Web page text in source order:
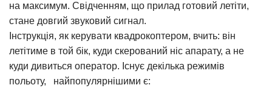
на максимум. Свідченням, що прилад готовий летіти,
стане довгий звуковий сигнал.
Інструкція, як керувати квадрокоптером, вчить: він
летітиме в той бік, куди скерований ніс апарату, а не
куди дивиться оператор. Існує декілька режимів
польоту, найпопулярнішими є: